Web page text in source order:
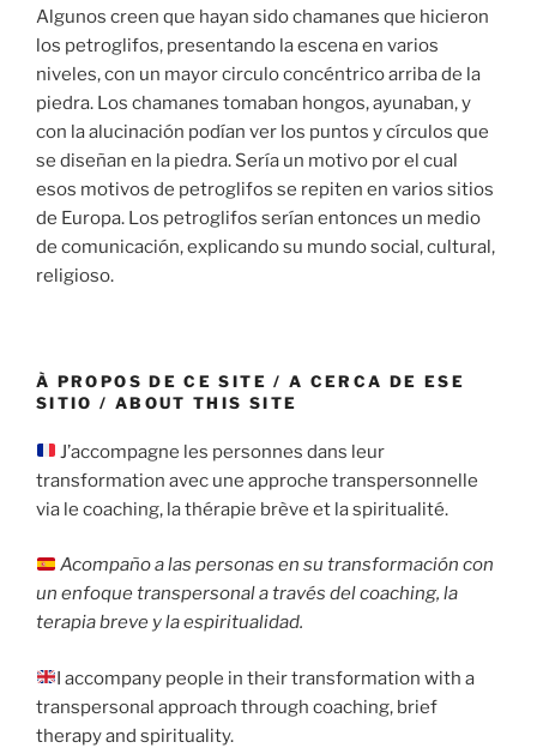
Algunos creen que hayan sido chamanes que hicieron
los petroglifos, presentando la escena en varios
niveles, con un mayor circulo concéntrico arriba de la
piedra. Los chamanes tomaban hongos, ayunaban, y
con la alucinación podían ver los puntos y círculos que
se diseñan en la piedra. Sería un motivo por el cual
esos motivos de petroglifos se repiten en varios sitios
de Europa. Los petroglifos serían entonces un medio
de comunicación, explicando su mundo social, cultural,
religioso.
À PROPOS DE CE SITE / A CERCA DE ESE
SITIO / ABOUT THIS SITE
J’accompagne les personnes dans leur
transformation avec une approche transpersonnelle
via le coaching, la thérapie brève et la spiritualité.
Acompaño a las personas en su transformación con
un enfoque transpersonal a través del coaching, la
terapia breve y la espiritualidad.
I accompany people in their transformation with a
transpersonal approach through coaching, brief
therapy and spirituality.